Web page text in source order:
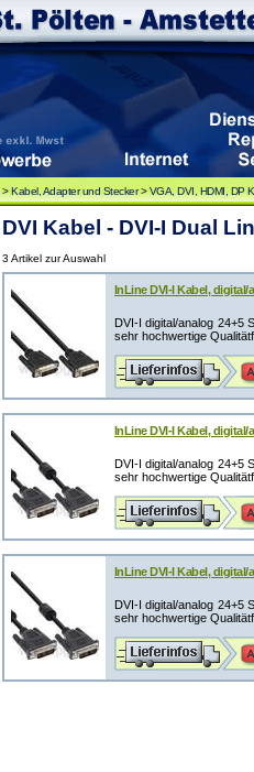
>Kabel, Adapter und Stecker>VGA, DVI, HDMI, DP
DVI Kabel - DVI-I Dual
3 Artikel zur Auswahl
InLine DVI-I Kabel, digital/
DVI-I digital/analog 24+5
sehr hochwertige
InLine DVI-I Kabel, digital/
DVI-I digital/analog 24+5
sehr hochwertige
InLine DVI-I Kabel, digital/
DVI-I digital/analog 24+5
sehr hochwertige